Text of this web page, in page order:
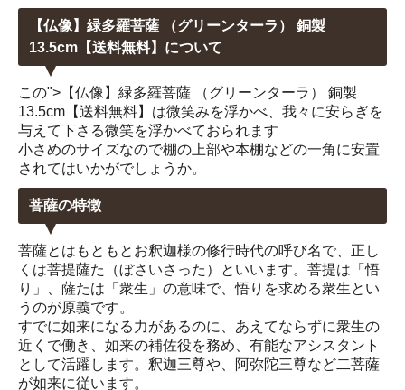
【仏像】緑多羅菩薩 （グリーンターラ） 銅製
13.5cm【送料無料】について
この">【仏像】緑多羅菩薩 （グリーンターラ） 銅製
13.5cm【送料無料】は微笑みを浮かべ、我々に安らぎを
与えて下さる微笑を浮かべておられます
小さめのサイズなので棚の上部や本棚などの一角に安置
されてはいかがでしょうか。
菩薩の特徴
菩薩とはもともとお釈迦様の修行時代の呼び名で、正し
くは菩提薩た（ぼさいさった）といいます。菩提は「悟
り」、薩たは「衆生」の意味で、悟りを求める衆生とい
うのが原義です。
すでに如来になる力があるのに、あえてならずに衆生の
近くで働き、如来の補佐役を務め、有能なアシスタント
として活躍します。釈迦三尊や、阿弥陀三尊など二菩薩
が如来に従います。